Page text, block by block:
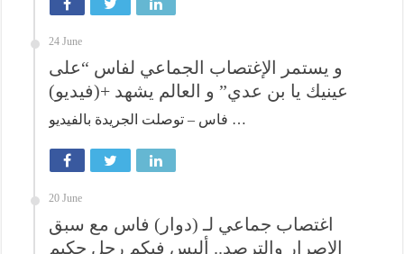
24 June
و يستمر الإغتصاب الجماعي لفاس “على
عينيك يا بن عدي” و العالم يشهد +(فيديو)
فاس – توصلت الجريدة بالفيديو …
20 June
اغتصاب جماعي لـ (دوار) فاس مع سبق
الاصرار والترصد.. أليس فيكم رجل حكيم